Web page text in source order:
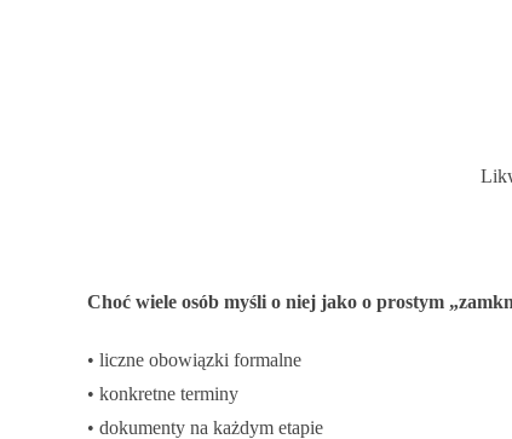
Choć wiele osób myśli o niej jako o prostym
• liczne obowiązki formalne
• konkretne terminy
• dokumenty na każdym etapie